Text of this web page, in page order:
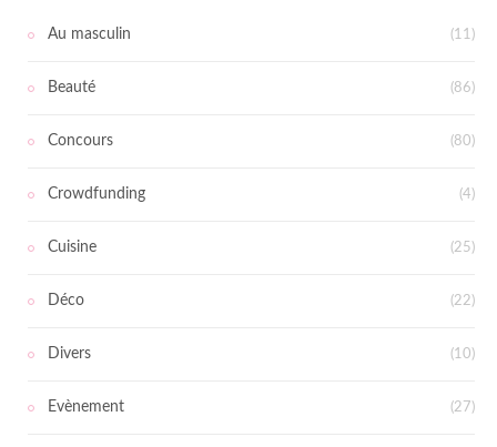
Au masculin (11)
Beauté (86)
Concours (80)
Crowdfunding (4)
Cuisine (25)
Déco (22)
Divers (10)
Evènement (27)